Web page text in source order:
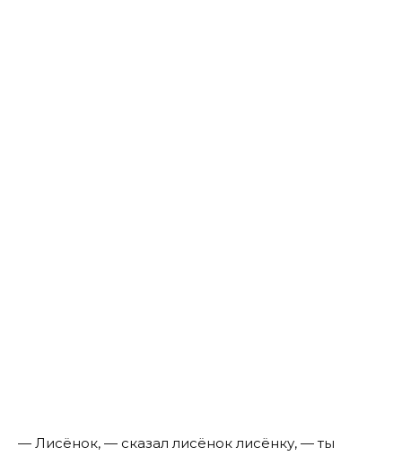
— Лисёнок, — сказал лисёнок лисёнку, — ты